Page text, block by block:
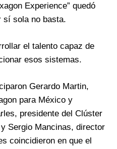
Experience” quedó
sí sola no basta.
el talento capaz de
esos sistemas.
Gerardo Martin,
para México y
presidente del Clúster
Sergio Mancinas, director
coincidieron en que el